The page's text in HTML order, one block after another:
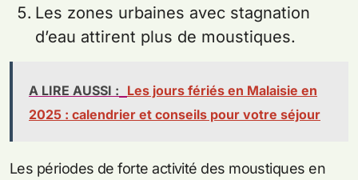
Les zones urbaines avec stagnation
d’eau attirent plus de moustiques.
A LIRE AUSSI : Les jours fériés en Malaisie en
2025 : calendrier et conseils pour votre séjour
Les périodes de forte activité des moustiques en